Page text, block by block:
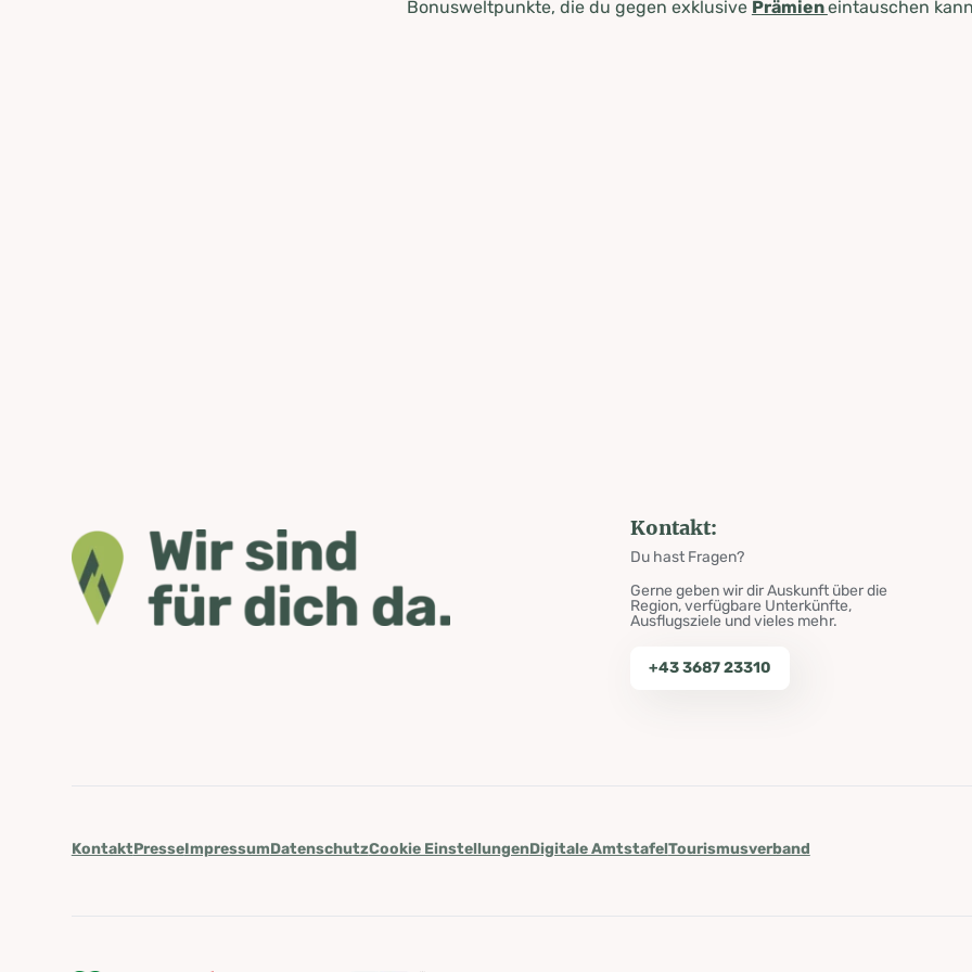
Bonusweltpunkte, die du gegen exklusive Prämieneintauschen
Kontakt:
Du hast Fragen?
Gerne geben wir dir Auskunft über die
Region, verfügbare Unterkünfte,
Ausflugsziele und vieles mehr.
+43 3687 23310
KontaktPresseImpressumDatenschutzCookie EinstellungenDigitale AmtstafelTourismusverband